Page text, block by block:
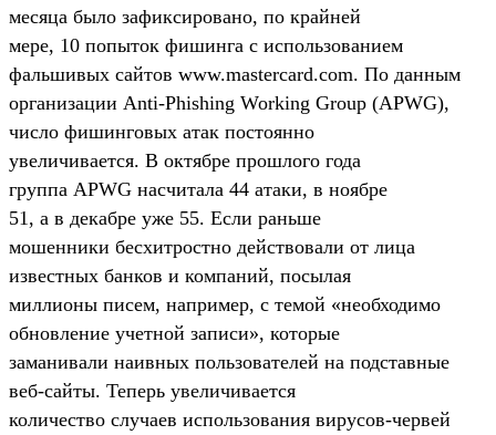
месяца было зафиксировано, по крайней
мере, 10 попыток фишинга с использованием
фальшивых сайтов www.mastercard.com. По данным
организации Anti-Phishing Working Group (APWG),
число фишинговых атак постоянно
увеличивается. В октябре прошлого года
группа APWG насчитала 44 атаки, в ноябре
51, а в декабре уже 55. Если раньше
мошенники бесхитростно действовали от лица
известных банков и компаний, посылая
миллионы писем, например, с темой «необходимо
обновление учетной записи», которые
заманивали наивных пользователей на подставные
веб-сайты. Теперь увеличивается
количество случаев использования вирусов-червей